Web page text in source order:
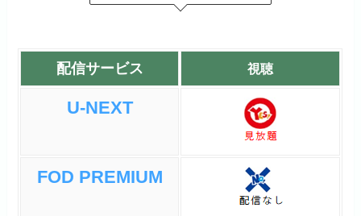
配信サービス 視聴
U-NEXT
FOD PREMIUM